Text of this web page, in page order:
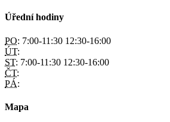
Úřední hodiny
PO: 7:00-11:30 12:30-16:00
ÚT:
ST: 7:00-11:30 12:30-16:00
ČT:
PÁ:
Mapa